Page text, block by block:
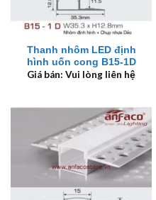
Thanh nhôm LED định
hình uốn cong B15-1D
Giá bán: Vui lòng liên hệ